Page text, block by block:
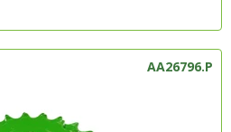
AA26796.P